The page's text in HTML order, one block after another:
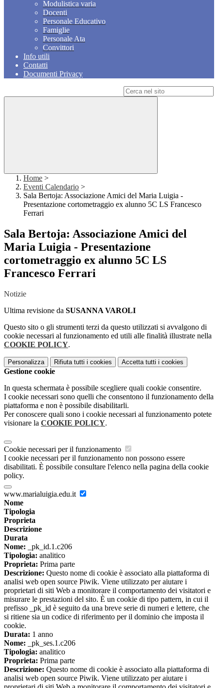
Modulistica varia
Docenti
Personale Educativo
Famiglie
Personale Ata
Convittori
Info utili
Contatti
Documenti Privacy
Home >
Eventi Calendario >
Sala Bertoja: Associazione Amici del Maria Luigia -
Presentazione cortometraggio ex alunno 5C LS Francesco
Ferrari
Sala Bertoja: Associazione Amici del
Maria Luigia - Presentazione
cortometraggio ex alunno 5C LS
Francesco Ferrari
Notizie
Ultima revisione da SUSANNA VAROLI
Questo sito o gli strumenti terzi da questo utilizzati si avvalgono di
cookie necessari al funzionamento ed utili alle finalità illustrate nella
COOKIE POLICY.
Personalizza Rifiuta tutti i cookies Accetta tutti i cookies
Gestione cookie
In questa schermata è possibile scegliere quali cookie consentire.
I cookie necessari sono quelli che consentono il funzionamento della
piattaforma e non è possibile disabilitarli.
Per conoscere quali sono i cookie necessari al funzionamento potete
visionare la COOKIE POLICY.
Cookie necessari per il funzionamento
I cookie necessari per il funzionamento non possono essere
disabilitati. È possibile consultare l'elenco nella pagina della cookie
policy.
www.marialuigia.edu.it
Nome
Tipologia
Proprieta
Descrizione
Durata
Nome: _pk_id.1.c206
Tipologia: analitico
Proprieta: Prima parte
Descrizione: Questo nome di cookie è associato alla piattaforma di
analisi web open source Piwik. Viene utilizzato per aiutare i
proprietari di siti Web a monitorare il comportamento dei visitatori e
misurare le prestazioni del sito. È un cookie di tipo pattern, in cui il
prefisso _pk_id è seguito da una breve serie di numeri e lettere, che
si ritiene sia un codice di riferimento per il dominio che imposta il
cookie.
Durata: 1 anno
Nome: _pk_ses.1.c206
Tipologia: analitico
Proprieta: Prima parte
Descrizione: Questo nome di cookie è associato alla piattaforma di
analisi web open source Piwik. Viene utilizzato per aiutare i